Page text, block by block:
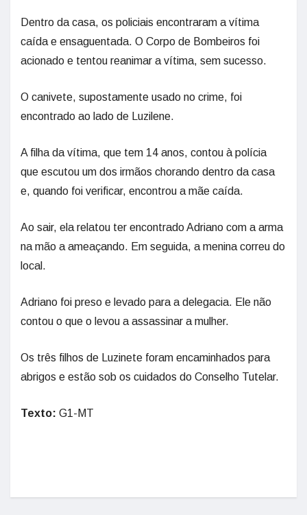
Dentro da casa, os policiais encontraram a vítima
caída e ensaguentada. O Corpo de Bombeiros foi
acionado e tentou reanimar a vítima, sem sucesso.
O canivete, supostamente usado no crime, foi
encontrado ao lado de Luzilene.
A filha da vítima, que tem 14 anos, contou à polícia
que escutou um dos irmãos chorando dentro da casa
e, quando foi verificar, encontrou a mãe caída.
Ao sair, ela relatou ter encontrado Adriano com a arma
na mão a ameaçando. Em seguida, a menina correu do
local.
Adriano foi preso e levado para a delegacia. Ele não
contou o que o levou a assassinar a mulher.
Os três filhos de Luzinete foram encaminhados para
abrigos e estão sob os cuidados do Conselho Tutelar.
Texto: G1-MT